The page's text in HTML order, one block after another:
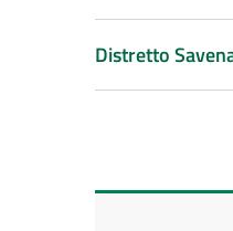
Distretto